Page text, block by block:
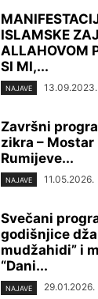
ISLAMSKE
ALLAHOVOM
SI MI,...
NAJAVE 13.09.2023.
Završni
zikra – Mostar
Rumijeve...
NAJAVE 11.05.2026.
Svečani
godišnjice
mudžahidi” i
“Dani...
NAJAVE 29.01.2026.